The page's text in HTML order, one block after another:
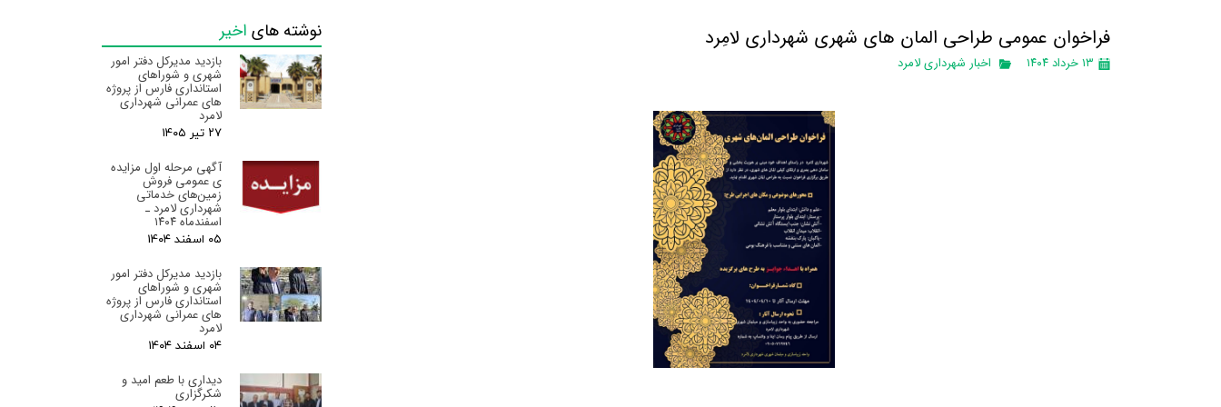
فراخوان عمومی طراحی المان های شهری شهرداری لامِرد
۱۳ خرداد ۱۴۰۴ اخبار شهرداری لامرد
نوشته های اخیر
بازدید مدیرکل دفتر امور
شهری و شوراهای
استانداری فارس از پروژه
های عمرانی شهرداری
لامرد
۲۷ تیر ۰۵
آگهی مرحله اول مزایده
ی عمومی فروش
زمین‌های خدماتی
شهرداری لامرد ـ
اسفندماه ۱۴۰۴
۰۵ اسفند ۰۴
بازدید مدیرکل دفتر امور
شهری و شوراهای
استانداری فارس از پروژه
های عمرانی شهرداری
لامرد
۰۴ اسفند ۰۴
دیداری با طعم امید و
شکرگزاری